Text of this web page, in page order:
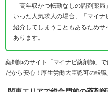
「高年収かつ転勤なしの調剤薬
いった人気求人の場合、「マイ
紹介してしまうこともあるため
あります。
薬剤師のサイト「マイナビ薬剤師」
だから安心！厚生労働大臣認可の転職